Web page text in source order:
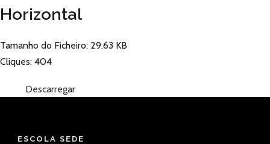
Horizontal
Tamanho do Ficheiro: 29.63 KB
Cliques: 404
Descarregar
ESCOLA SEDE